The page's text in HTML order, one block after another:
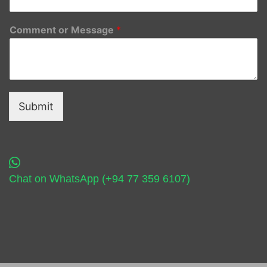
Comment or Message *
Submit
Chat on WhatsApp (+94 77 359 6107)